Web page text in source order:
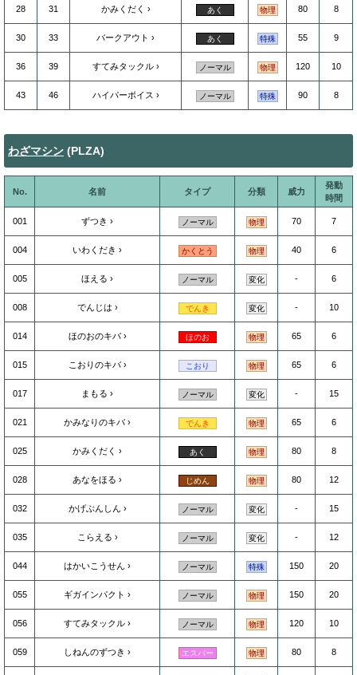
28 31 かみくだく あく 物理 80 8
30 33 バークアウト あく 特殊 55 9
36 39 すてみタックル ノーマル 物理 120 10
43 46 ハイパーボイス ノーマル 特殊 90 8
わざマシン (PLZA)
No. 名前 タイプ 分類 威力
発動
時間
001 ずつき ノーマル 物理 70 7
004 いわくだき かくとう 物理 40 6
005 ほえる ノーマル 変化 - 6
008 でんじは でんき 変化 - 10
014 ほのおのキバ ほのお 物理 65 6
015 こおりのキバ こおり 物理 65 6
017 まもる ノーマル 変化 - 15
021 かみなりのキバ でんき 物理 65 6
025 かみくだく あく 物理 80 8
028 あなをほる じめん 物理 80 12
032 かげぶんしん ノーマル 変化 - 15
035 こらえる ノーマル 変化 - 12
044 はかいこうせん ノーマル 特殊 150 20
055 ギガインパクト ノーマル 物理 150 20
056 すてみタックル ノーマル 物理 120 10
059 しねんのずつき エスパー 物理 80 8